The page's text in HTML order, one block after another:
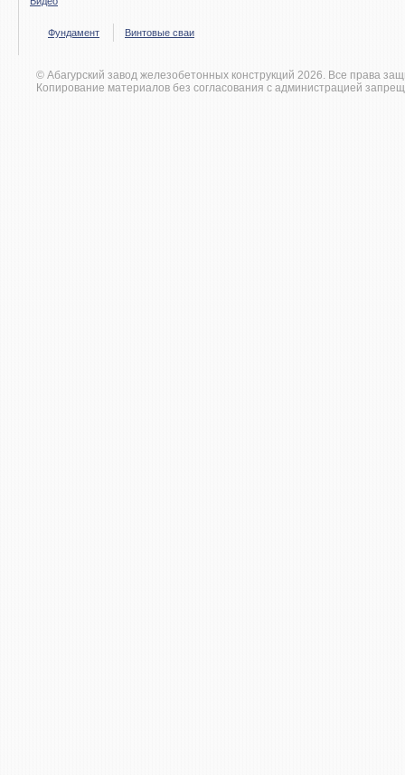
Фундамент Винтовые сваи
© Абагурский завод железобетонных конструкций 2026. Все права
Копирование материалов без согласования с администрацией